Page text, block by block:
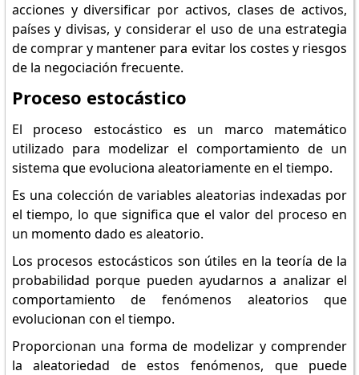
acciones y diversificar por activos, clases de activos,
países y divisas, y considerar el uso de una estrategia
de comprar y mantener para evitar los costes y riesgos
de la negociación frecuente.
Proceso estocástico
El proceso estocástico es un marco matemático
utilizado para modelizar el comportamiento de un
sistema que evoluciona aleatoriamente en el tiempo.
Es una colección de variables aleatorias indexadas por
el tiempo, lo que significa que el valor del proceso en
un momento dado es aleatorio.
Los procesos estocásticos son útiles en la teoría de la
probabilidad porque pueden ayudarnos a analizar el
comportamiento de fenómenos aleatorios que
evolucionan con el tiempo.
Proporcionan una forma de modelizar y comprender
la aleatoriedad de estos fenómenos, que puede